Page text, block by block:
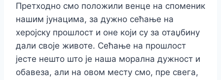
Претходно смо положили венце на споменик
нашим јунацима, за дужно сећање на
херојску прошлост и оне који су за отаџбину
дали своје животе. Сећање на прошлост
јесте нешто што је наша морална дужност и
обавеза, али на овом месту смо, пре свега,